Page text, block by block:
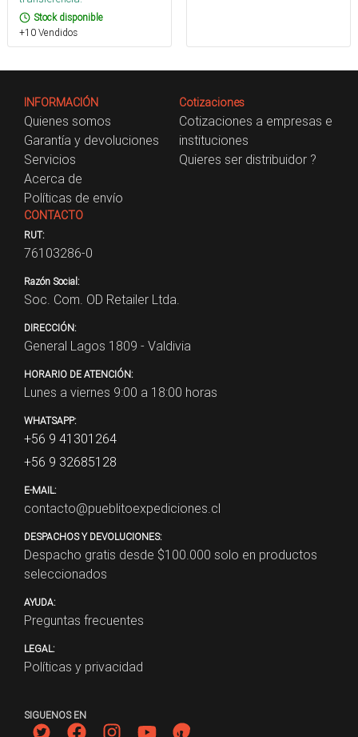
Stock disponible
+10 Vendidos
INFORMACIÓN
Quienes somos
Garantía y devoluciones
Servicios
Acerca de
Políticas de envío
Cotizaciones
Cotizaciones a empresas e
instituciones
Quieres ser distribuidor ?
CONTACTO
RUT:
76103286-0
Razón Social:
Soc. Com. OD Retailer Ltda.
DIRECCIÓN:
General Lagos 1809 - Valdivia
HORARIO DE ATENCIÓN:
Lunes a viernes 9:00 a 18:00 horas
WHATSAPP:
+56 9 41301264
+56 9 32685128
E-MAIL:
contacto@pueblitoexpediciones.cl
DESPACHOS Y DEVOLUCIONES:
Despacho gratis desde $100.000 solo en productos
seleccionados
AYUDA:
Preguntas frecuentes
LEGAL:
Políticas y privacidad
SIGUENOS EN